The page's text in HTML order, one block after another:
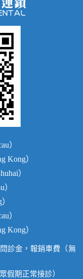
）
Kong）
）
）
Kong）
診金，報銷車費（無
假期正常接診）